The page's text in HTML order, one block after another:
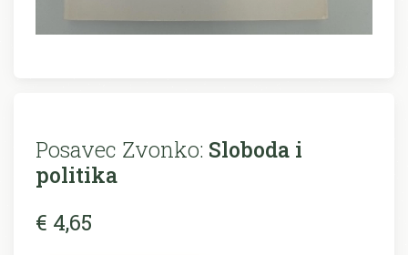
Posavec Zvonko: Sloboda i
politika
€ 4,65